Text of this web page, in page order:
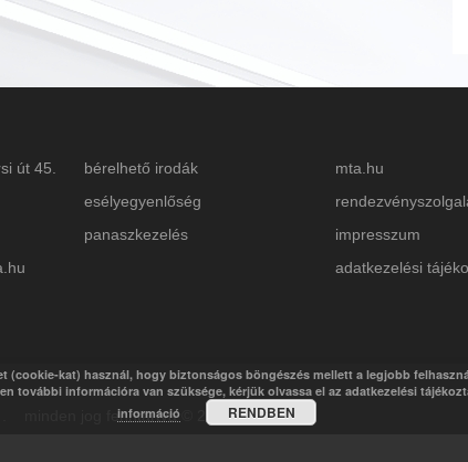
út 45.
bérelhető irodák
esélyegyenlőség
panaszkezelés
mta.hu
impresszum
adatkezelési
. minden jog fenntartva © 2018
(cookie-kat) használ, hogy biztonságos böngészés mellett a legjobb
további információra van szüksége, kérjük olvassa el az adatkezelési
információ
RENDBEN